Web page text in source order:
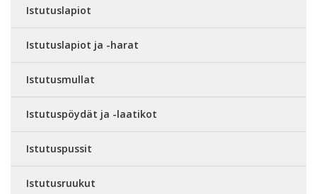
Istutuslapiot
Istutuslapiot ja -harat
Istutusmullat
Istutuspöydät ja -laatikot
Istutuspussit
Istutusruukut